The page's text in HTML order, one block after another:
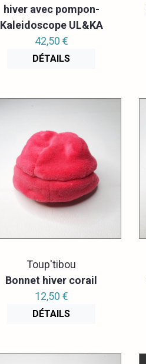
hiver avec pompon-
Kaleidoscope UL&KA
42,50 €
DÉTAILS
Toup'tibou
Bonnet hiver corail
12,50 €
DÉTAILS